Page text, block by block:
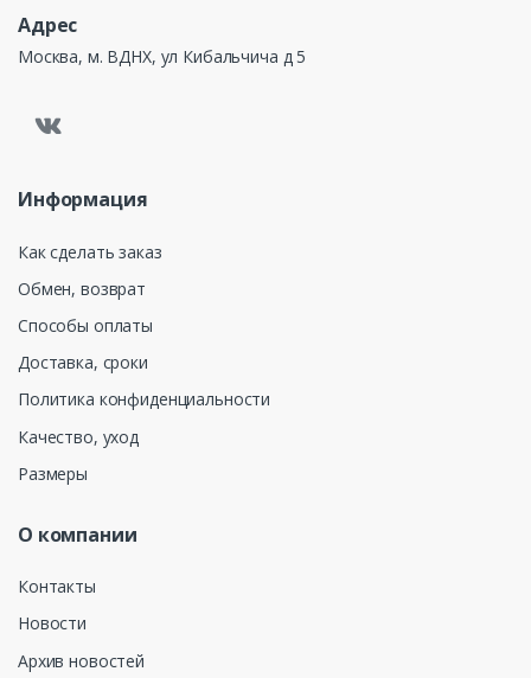
Адрес
Москва, м. ВДНХ, ул Кибальчича д 5
Информация
Как сделать заказ
Обмен, возврат
Способы оплаты
Доставка, сроки
Политика конфиденциальности
Качество, уход
Размеры
О компании
Контакты
Новости
Архив новостей